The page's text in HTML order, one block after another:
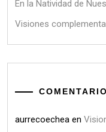
En la Natividad de
Visiones
aurrecoechea en